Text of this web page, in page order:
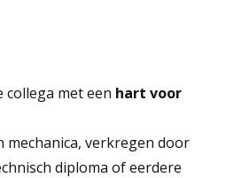
collega met een hart voor
mechanica, verkregen door
diploma of eerdere